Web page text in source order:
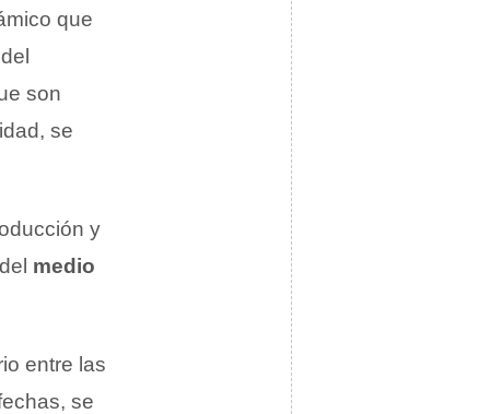
que
son
se
y
medio
entre las
se